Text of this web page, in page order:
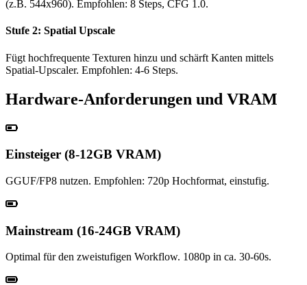
(z.B. 544x960). Empfohlen: 8 Steps, CFG 1.0.
Stufe 2: Spatial Upscale
Fügt hochfrequente Texturen hinzu und schärft Kanten mittels
Spatial-Upscaler. Empfohlen: 4-6 Steps.
Hardware-Anforderungen und VRAM
Einsteiger (8-12GB VRAM)
GGUF/FP8 nutzen. Empfohlen: 720p Hochformat, einstufig.
Mainstream (16-24GB VRAM)
Optimal für den zweistufigen Workflow. 1080p in ca. 30-60s.